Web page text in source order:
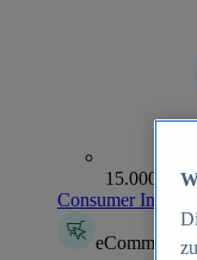
15.000+
Consumer
eCommerce